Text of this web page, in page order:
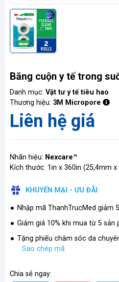
Băng cuộn y tế trong
Danh mục: Vật tư y tế tiêu hao
Thương hiệu: 3M Micropore
Liên hệ giá
Nhãn hiệu: Nexcare™
Kích thước: 1in x 360in (25,4mm x
KHUYẾN MẠI - ƯU ĐÃI
Nhập mã ThanhTrucMed giảm
Giảm giá 10% khi mua từ 5 sản
Tặng phiếu chăm sóc da
Sao chép mã
Chia sẻ ngay: